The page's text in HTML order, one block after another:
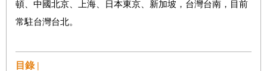
頓、中國北京、上海、日本東京、新加坡，台灣台南，目前
常駐台灣台北。
目錄 |